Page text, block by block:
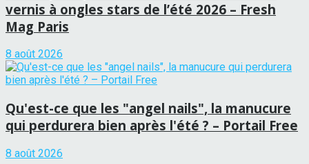
vernis à ongles stars de l’été 2026 – Fresh
Mag Paris
8 août 2026
Qu'est-ce que les "angel nails", la manucure
qui perdurera bien après l'été ? – Portail Free
8 août 2026